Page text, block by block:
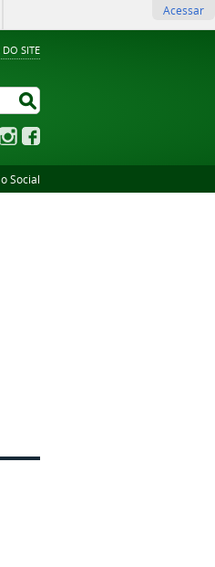
SITE
Acessar
YouTubeInstagram
Social